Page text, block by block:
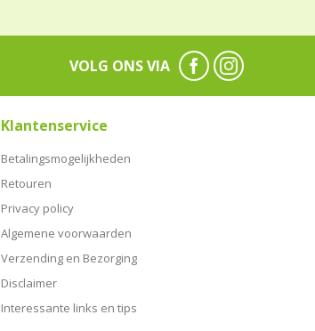
VOLG ONS VIA
Klantenservice
Betalingsmogelijkheden
Retouren
Privacy policy
Algemene voorwaarden
Verzending en Bezorging
Disclaimer
Interessante links en tips